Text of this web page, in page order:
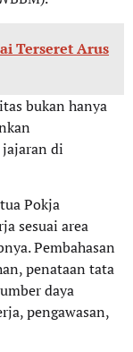
Terseret Arus
bukan hanya
di
Pokja
sesuai area
Pembahasan
penataan tata
daya
pengawasan,